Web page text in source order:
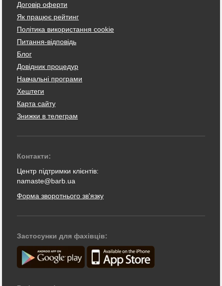
Договір оферти
Як працює рейтинг
Політика використання cookie
Питання-відповідь
Блог
Довідник процедур
Навчальні програми
Хештеги
Карта сайту
Знижки в телеграм
Контакти:
Центр підтримки клієнтів:
namaste@barb.ua
Форма зворотнього зв'язку
Застосунки для фахівців: